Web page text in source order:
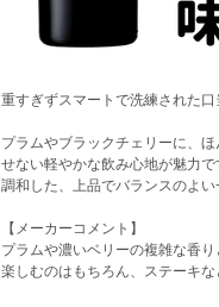
重すぎずスマートで洗練された口
プラムやブラックチェリーに、
せない軽やかな飲み心地が魅力
調和した、上品でバランスのよい
【メーカーコメント】
プラムや濃いベリーの複雑な香
楽しむのはもちろん、ステーキな